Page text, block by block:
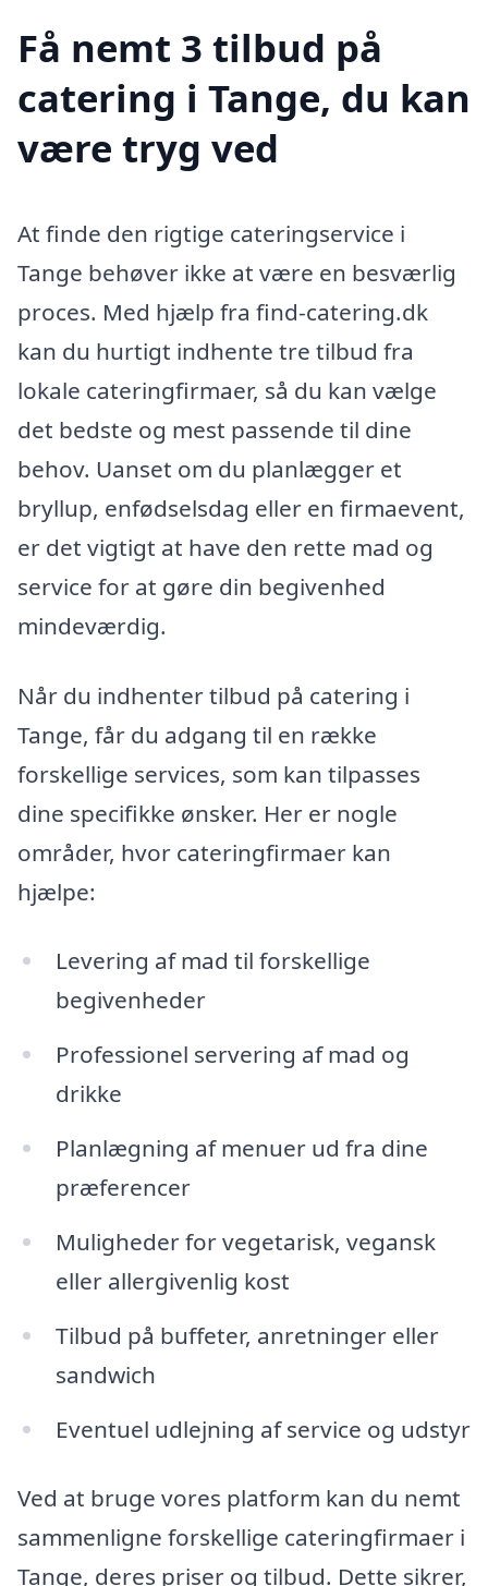
Få nemt 3 tilbud på
catering i Tange, du kan
være tryg ved
At finde den rigtige cateringservice i
Tange behøver ikke at være en besværlig
proces. Med hjælp fra find-catering.dk
kan du hurtigt indhente tre tilbud fra
lokale cateringfirmaer, så du kan vælge
det bedste og mest passende til dine
behov. Uanset om du planlægger et
bryllup, enfødselsdag eller en firmaevent,
er det vigtigt at have den rette mad og
service for at gøre din begivenhed
mindeværdig.
Når du indhenter tilbud på catering i
Tange, får du adgang til en række
forskellige services, som kan tilpasses
dine specifikke ønsker. Her er nogle
områder, hvor cateringfirmaer kan
hjælpe:
Levering af mad til forskellige
begivenheder
Professionel servering af mad og
drikke
Planlægning af menuer ud fra dine
præferencer
Muligheder for vegetarisk, vegansk
eller allergivenlig kost
Tilbud på buffeter, anretninger eller
sandwich
Eventuel udlejning af service og udstyr
Ved at bruge vores platform kan du nemt
sammenligne forskellige cateringfirmaer i
Tange, deres priser og tilbud. Dette sikrer,